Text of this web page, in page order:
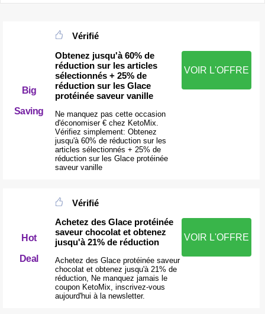
Big
Saving
Vérifié
Obtenez jusqu'à 60% de
réduction sur les articles
sélectionnés + 25% de
réduction sur les Glace
protéinée saveur vanille
Ne manquez pas cette occasion
d'économiser € chez KetoMix.
Vérifiez simplement: Obtenez
jusqu'à 60% de réduction sur les
articles sélectionnés + 25% de
réduction sur les Glace protéinée
saveur vanille
VOIR L'OFFRE
Hot
Deal
Vérifié
Achetez des Glace protéinée
saveur chocolat et obtenez
jusqu'à 21% de réduction
Achetez des Glace protéinée saveur
chocolat et obtenez jusqu'à 21% de
réduction, Ne manquez jamais le
coupon KetoMix, inscrivez-vous
aujourd'hui à la newsletter.
VOIR L'OFFRE